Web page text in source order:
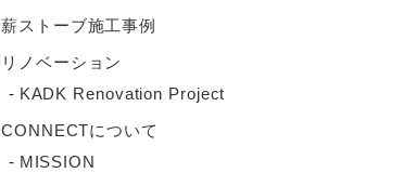
薪ストーブ施工事例
リノベーション
KADK Renovation Project
CONNECTについて
MISSION